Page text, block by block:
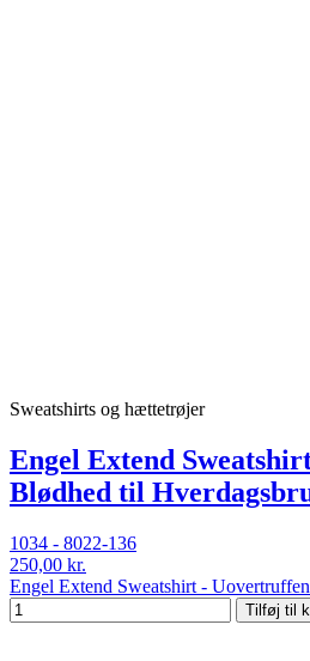
Sweatshirts og hættetrøjer
Engel Extend
Blødhed til
1034 - 8022-136
250,00 kr.
Engel Extend Sweatshirt -
Tilføj til